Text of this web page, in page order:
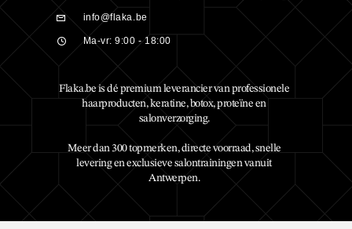
info@flaka.be
Ma-vr: 9:00 - 18:00
Flaka.be is dé premium leverancier van professionele
haarproducten, keratine, botox, proteïne en
salonverzorging.
Meer dan 300 topmerken, directe voorraad, snelle
levering en exclusieve salontrainingen vanuit
Antwerpen.